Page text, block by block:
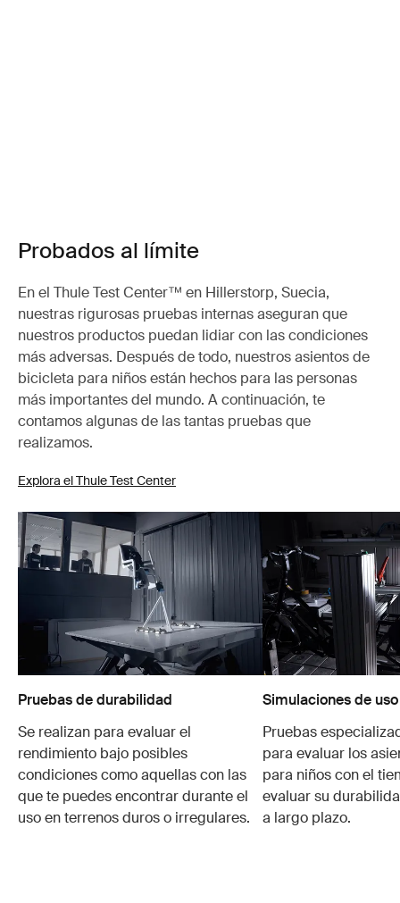
Probados al límite
En el Thule Test Center™ en Hillerstorp, Suecia,
nuestras rigurosas pruebas internas aseguran que
nuestros productos puedan lidiar con las condiciones
más adversas. Después de todo, nuestros asientos de
bicicleta para niños están hechos para las personas
más importantes del mundo. A continuación, te
contamos algunas de las tantas pruebas que
realizamos.
Explora el Thule Test Center
Pruebas de durabilidad
Se realizan para evaluar el
rendimiento bajo posibles
condiciones como aquellas con las
que te puedes encontrar durante el
uso en terrenos duros o irregulares.
Simulaciones de
Pruebas
para evaluar los
para niños con el
evaluar su
a largo plazo.